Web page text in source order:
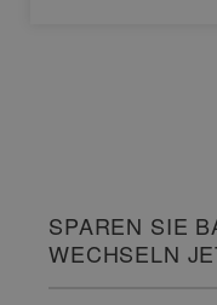
SPAREN SIE
WECHSELN